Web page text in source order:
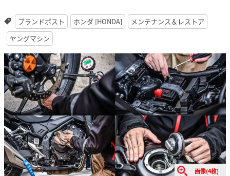
ブランドポスト ホンダ [HONDA]
メンテナンス＆レストア
ヤングマシン
画像(4枚)